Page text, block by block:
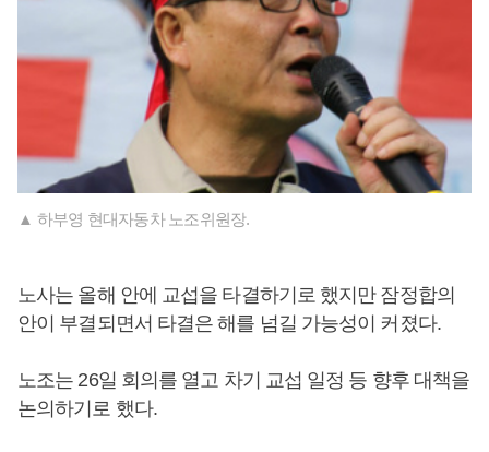
▲ 하부영 현대자동차 노조위원장.
노사는 올해 안에 교섭을 타결하기로 했지만 잠정합의
안이 부결되면서 타결은 해를 넘길 가능성이 커졌다.
노조는 26일 회의를 열고 차기 교섭 일정 등 향후 대책을
논의하기로 했다.